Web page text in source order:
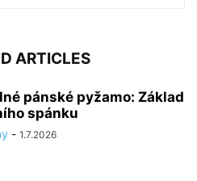
ARTICLES
pánské pyžamo: Základ
spánku
- 1.7.2026